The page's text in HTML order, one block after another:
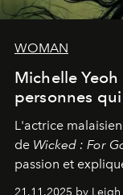
WOMAN
Michelle
personnes
L'actrice
de Wicked : For
passion et
Elle avoue :
21.11.2025 by Leigh